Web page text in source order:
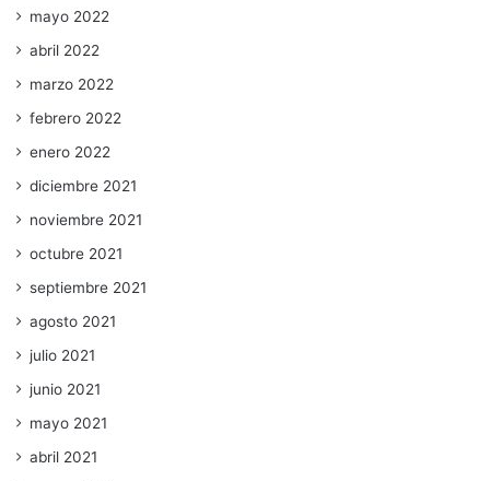
mayo 2022
abril 2022
marzo 2022
febrero 2022
enero 2022
diciembre 2021
noviembre 2021
octubre 2021
septiembre 2021
agosto 2021
julio 2021
junio 2021
mayo 2021
abril 2021